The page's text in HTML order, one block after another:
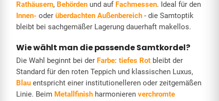
Rathäusern, Behörden und auf Fachmessen. Ideal für den
Innen- oder überdachten Außenbereich - die Samtoptik
bleibt bei sachgemäßer Lagerung dauerhaft makellos.
Wie wählt man die passende Samtkordel?
Die Wahl beginnt bei der Farbe: tiefes Rot bleibt der
Standard für den roten Teppich und klassischen Luxus,
Blau entspricht einer institutionelleren oder zeitgemäßen
Linie. Beim Metallfinish harmonieren verchromte